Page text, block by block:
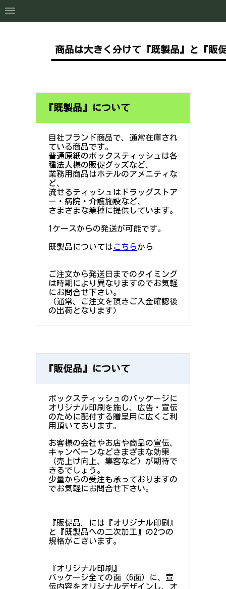
商品は大きく分けて 『既製品』と『販
『既製品』について
自社ブランド商品で、通常在庫され
ている商品です。
普通原紙のボックスティッシュは各
種法人様の販促グッズなど、
業務用商品はホテルのアメニティな
ど、
流せるティッシュはドラッグストア
ー・病院・介護施設など、
さまざまな業種に提供しています。
1ケースからの発送が可能です。
既製品についてはこちらから
ご注文から発送日までのタイミング
は時期により異なりますのでお気軽
にお問合せ下さい。
（通常、ご注文を頂きご入金確認後
の出荷となります）
『販促品』について
ボックスティッシュのパッケージに
オリジナル印刷を施し、広告・宣伝
のために配付する贈呈用に広くご利
用頂いております。
お客様の会社やお店や商品の宣伝、
キャンペーンなどさまざまな効果
（売上げ向上、集客など）が期待で
きるでしょう。
少量からの受注も承っておりますの
でお気軽にお問合せ下さい。
『販促品』には『オリジナル印刷』
と『既製品への二次加工』の2つの
規格がございます。
『オリジナル印刷』
パッケージ全ての面（6面）に、宣
伝内容をオリジナルデザインし、オ